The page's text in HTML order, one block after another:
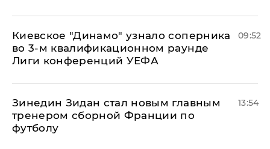
Киевское "Динамо" узнало соперника
во 3-м квалификационном раунде
Лиги конференций УЕФА
09:52
Зинедин Зидан стал новым главным
тренером сборной Франции по
футболу
13:54